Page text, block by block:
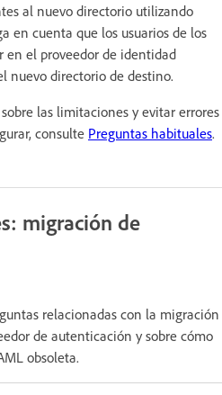
al nuevo directorio utilizando
en cuenta que los usuarios de los
en el proveedor de identidad
nuevo directorio de destino.
las limitaciones y evitar errores
consulte Preguntas habituales.
migración de
relacionadas con la migración
de autenticación y sobre cómo
obsoleta.